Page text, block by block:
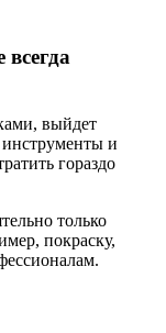
выйдет
инструменты и
гораздо
только
покраску,